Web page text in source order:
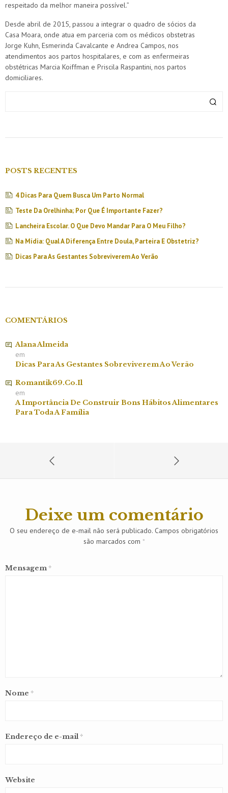
respeitado da melhor maneira possível.”
Desde abril de 2015, passou a integrar o quadro de sócios da
Casa Moara, onde atua em parceria com os médicos obstetras
Jorge Kuhn, Esmerinda Cavalcante e Andrea Campos, nos
atendimentos aos partos hospitalares, e com as enfermeiras
obstétricas Marcia Koiffman e Priscila Raspantini, nos partos
domiciliares.
POSTS RECENTES
4 Dicas Para Quem Busca Um Parto Normal
Teste Da Orelhinha; Por Que É Importante Fazer?
Lancheira Escolar. O Que Devo Mandar Para O Meu Filho?
Na Mídia: Qual A Diferença Entre Doula, Parteira E Obstetriz?
Dicas Para As Gestantes Sobreviverem Ao Verão
COMENTÁRIOS
Alana Almeida
em
Dicas Para As Gestantes Sobreviverem Ao Verão
Romantik69.co.il
em
A Importância De Construir Bons Hábitos Alimentares
Para Toda A Família
Deixe um comentário
O seu endereço de e-mail não será publicado. Campos obrigatórios
são marcados com *
Mensagem *
Nome *
Endereço de e-mail *
Website